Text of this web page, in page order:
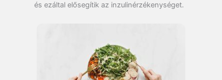
és ezáltal elősegítik az inzulinérzékenységet.